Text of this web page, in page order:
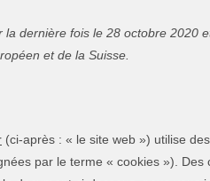
dernière fois le 28 octobre 2020
et de la Suisse.
(ci-après : « le site web ») utilise
par le terme « cookies »).